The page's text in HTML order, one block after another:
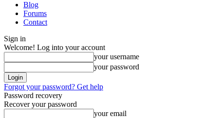
Blog
Forums
Contact
Sign in
Welcome! Log into your account
your username
your password
Forgot your password? Get help
Password recovery
Recover your password
your email